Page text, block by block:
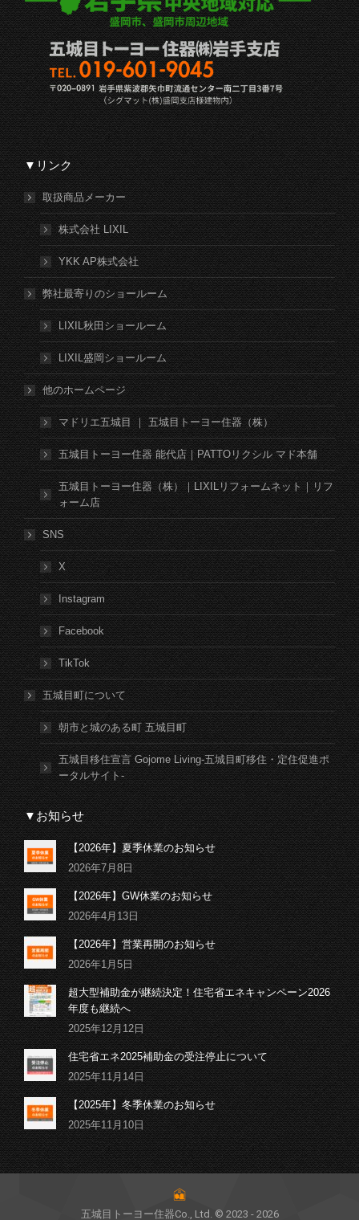
▼リンク
取扱商品メーカー
株式会社 LIXIL
YKK AP株式会社
弊社最寄りのショールーム
LIXIL秋田ショールーム
LIXIL盛岡ショールーム
他のホームページ
マドリエ五城目 ｜ 五城目トーヨー住器（株）
五城目トーヨー住器 能代店｜PATTOリクシル マド本舗
五城目トーヨー住器（株）｜LIXILリフォームネット｜リフ
ォーム店
SNS
X
Instagram
Facebook
TikTok
五城目町について
朝市と城のある町 五城目町
五城目移住宣言 Gojome Living-五城目町移住・定住促進ポ
ータルサイト-
▼お知らせ
【2026年】夏季休業のお知らせ
2026年7月8日
【2026年】GW休業のお知らせ
2026年4月13日
【2026年】営業再開のお知らせ
2026年1月5日
超大型補助金が継続決定！住宅省エネキャンペーン2026
年度も継続へ
2025年12月12日
住宅省エネ2025補助金の受注停止について
2025年11月14日
【2025年】冬季休業のお知らせ
2025年11月10日
五城目トーヨー住器Co., Ltd. © 2023 - 2026